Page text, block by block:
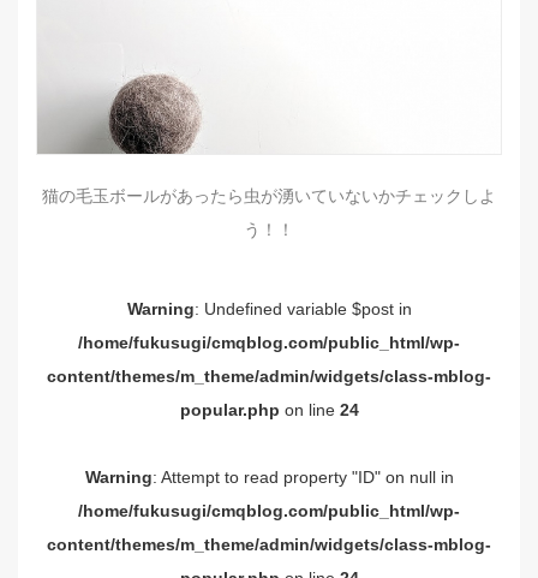
猫の毛玉ボールがあったら虫が湧いていないかチェックしよ
う！！
Warning: Undefined variable $post in
/home/fukusugi/cmqblog.com/public_html/wp-
content/themes/m_theme/admin/widgets/class-mblog-
popular.php on line 24
Warning: Attempt to read property "ID" on null in
/home/fukusugi/cmqblog.com/public_html/wp-
content/themes/m_theme/admin/widgets/class-mblog-